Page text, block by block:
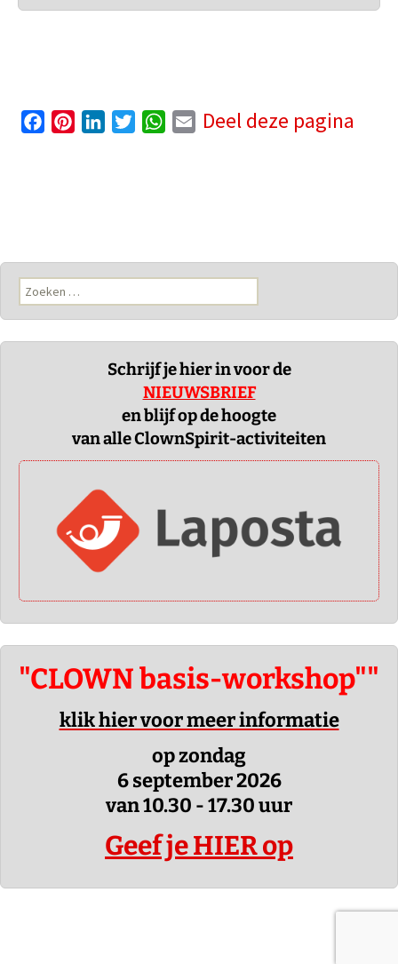
o
k
e
s
t
I
n
r
W
p
p
Deel deze pagina
Zoeken
naar:
Schrijf je hier in voor de
NIEUWSBRIEF
en blijf op de hoogte
van alle ClownSpirit-activiteiten
"CLOWN basis-workshop""
klik hier voor meer informatie
op zondag
6 september 2026
van 10.30 - 17.30 uur
Geef je HIER op